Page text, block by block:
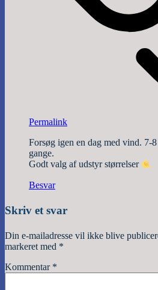
Permalink
Forsøg igen en dag med vind. 7-
gange.
Godt valg af udstyr størrelser
Besvar
Skriv et svar
Din e-mailadresse vil ikke blive
markeret med *
Kommentar *